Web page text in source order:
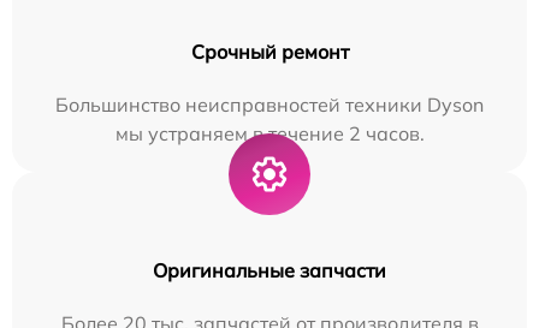
Срочный ремонт
Большинство неисправностей техники Dyson
мы устраняем в течение 2 часов.
Оригинальные запчасти